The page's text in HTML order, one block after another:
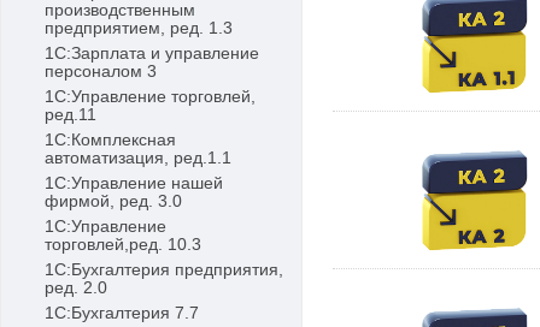
производственным
предприятием, ред. 1.3
1С:Зарплата и управление
персоналом 3
1С:Управление торговлей,
ред.11
1С:Комплексная
автоматизация, ред.1.1
1С:Управление нашей
фирмой, ред. 3.0
1С:Управление
торговлей,ред. 10.3
1С:Бухгалтерия предприятия,
ред. 2.0
1С:Бухгалтерия 7.7